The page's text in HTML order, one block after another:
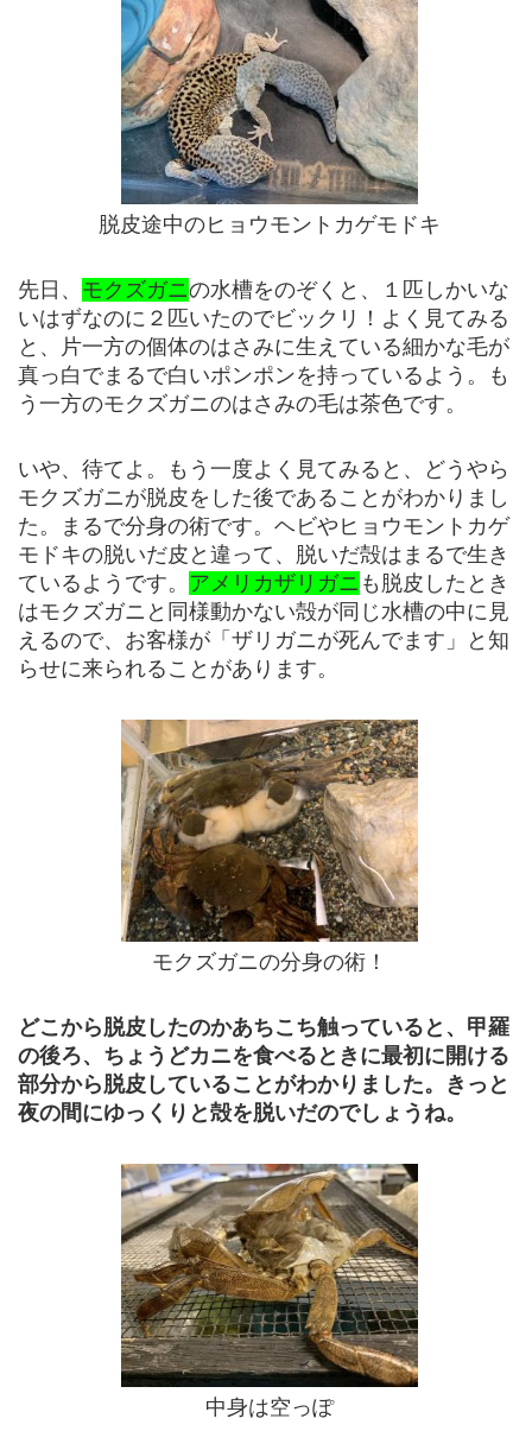
脱皮途中のヒョウモントカゲモドキ
先日、 モクズガニの水槽をのぞくと、１匹しかいな
いはずなのに２匹いたのでビックリ！よく見てみる
と、片一方の個体のはさみに生えている細かな毛が
真っ白でまるで白いポンポンを持っているよう。も
う一方のモクズガニのはさみの毛は茶色です。
いや、待てよ。もう一度よく見てみると、どうやら
モクズガニが脱皮をした後であることがわかりまし
た。まるで分身の術です。ヘビやヒョウモントカゲ
モドキの脱いだ皮と違って、脱いだ殻はまるで生き
ているようです。 アメリカザリガニ も脱皮したとき
はモクズガニと同様動かない殻が同じ水槽の中に見
えるので、お客様が「ザリガニが死んでます」と知
らせに来られることがあります。
モクズガニの分身の術！
どこから脱皮したのかあちこち触っていると、甲羅
の後ろ、ちょうどカニを食べるときに最初に開ける
部分から脱皮していることがわかりました。きっと
夜の間にゆっくりと殻を脱いだのでしょうね。
中身は空っぽ